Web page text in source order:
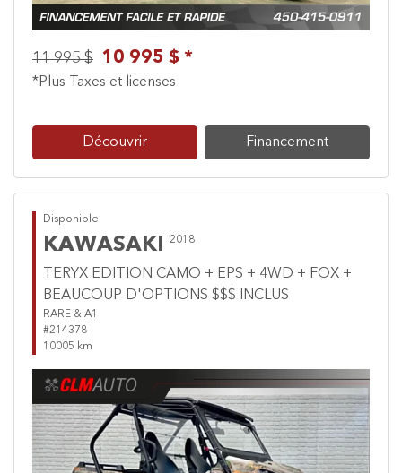
11 995 $ 10 995 $ *
*Plus Taxes et licenses
Découvrir Financement
Disponible
KAWASAKI 2018
TERYX EDITION CAMO + EPS + 4WD + FOX +
BEAUCOUP D'OPTIONS $$$ INCLUS
RARE & A1
#214378
10005 km